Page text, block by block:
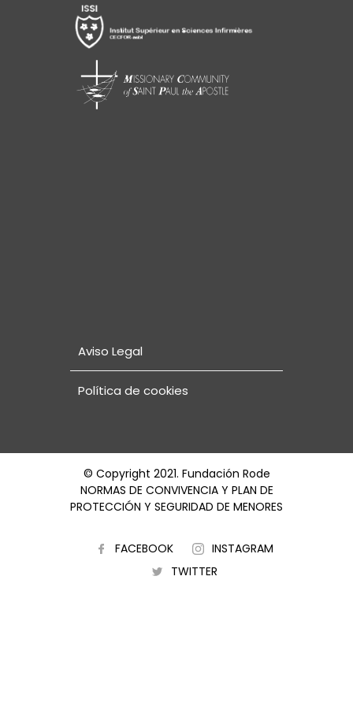
Aviso Legal
Política de cookies
© Copyright 2021. Fundación Rode
NORMAS DE CONVIVENCIA Y PLAN DE
PROTECCIÓN Y SEGURIDAD DE MENORES
FACEBOOK
INSTAGRAM
TWITTER